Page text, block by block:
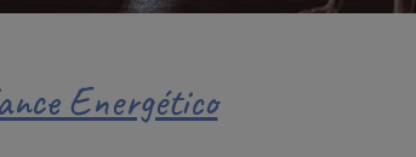
Energético